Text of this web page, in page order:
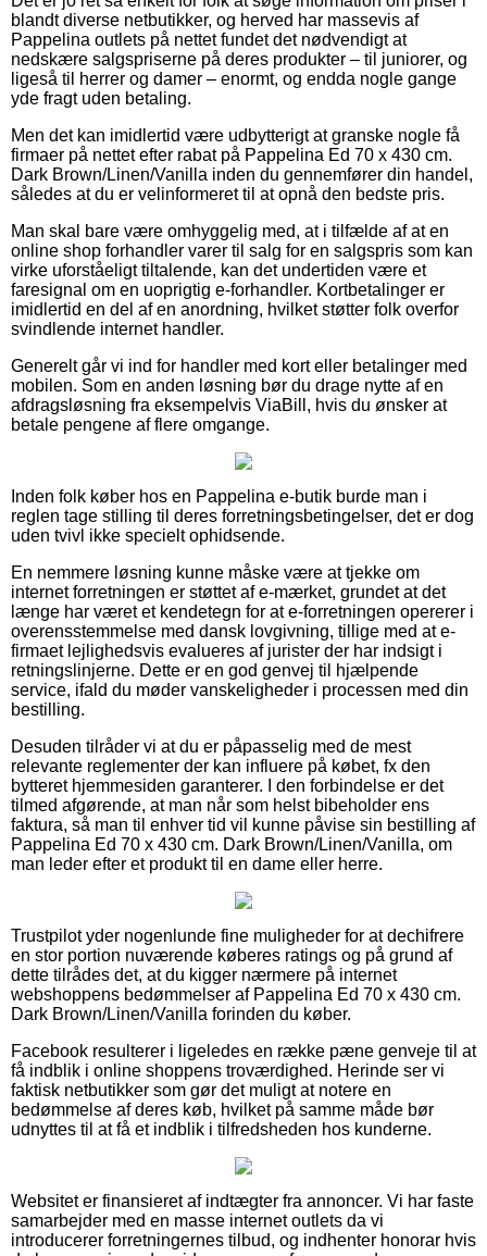
blandt diverse netbutikker, og herved har massevis af
Pappelina outlets på nettet fundet det nødvendigt at
nedskære salgspriserne på deres produkter – til juniorer, og
ligeså til herrer og damer – enormt, og endda nogle gange
yde fragt uden betaling.
Men det kan imidlertid være udbytterigt at granske nogle få
firmaer på nettet efter rabat på Pappelina Ed 70 x 430 cm.
Dark Brown/Linen/Vanilla inden du gennemfører din handel,
således at du er velinformeret til at opnå den bedste pris.
Man skal bare være omhyggelig med, at i tilfælde af at en
online shop forhandler varer til salg for en salgspris som kan
virke uforståeligt tiltalende, kan det undertiden være et
faresignal om en uoprigtig e-forhandler. Kortbetalinger er
imidlertid en del af en anordning, hvilket støtter folk overfor
svindlende internet handler.
Generelt går vi ind for handler med kort eller betalinger med
mobilen. Som en anden løsning bør du drage nytte af en
afdragsløsning fra eksempelvis ViaBill, hvis du ønsker at
betale pengene af flere omgange.
Inden folk køber hos en Pappelina e-butik burde man i
reglen tage stilling til deres forretningsbetingelser, det er dog
uden tvivl ikke specielt ophidsende.
En nemmere løsning kunne måske være at tjekke om
internet forretningen er støttet af e-mærket, grundet at det
længe har været et kendetegn for at e-forretningen opererer i
overensstemmelse med dansk lovgivning, tillige med at e-
firmaet lejlighedsvis evalueres af jurister der har indsigt i
retningslinjerne. Dette er en god genvej til hjælpende
service, ifald du møder vanskeligheder i processen med din
bestilling.
Desuden tilråder vi at du er påpasselig med de mest
relevante reglementer der kan influere på købet, fx den
bytteret hjemmesiden garanterer. I den forbindelse er det
tilmed afgørende, at man når som helst bibeholder ens
faktura, så man til enhver tid vil kunne påvise sin bestilling af
Pappelina Ed 70 x 430 cm. Dark Brown/Linen/Vanilla, om
man leder efter et produkt til en dame eller herre.
Trustpilot yder nogenlunde fine muligheder for at dechifrere
en stor portion nuværende køberes ratings og på grund af
dette tilrådes det, at du kigger nærmere på internet
webshoppens bedømmelser af Pappelina Ed 70 x 430 cm.
Dark Brown/Linen/Vanilla forinden du køber.
Facebook resulterer i ligeledes en række pæne genveje til at
få indblik i online shoppens troværdighed. Herinde ser vi
faktisk netbutikker som gør det muligt at notere en
bedømmelse af deres køb, hvilket på samme måde bør
udnyttes til at få et indblik i tilfredsheden hos kunderne.
Websitet er finansieret af indtægter fra annoncer. Vi har faste
samarbejder med en masse internet outlets da vi
introducerer forretningernes tilbud, og indhenter honorar hvis